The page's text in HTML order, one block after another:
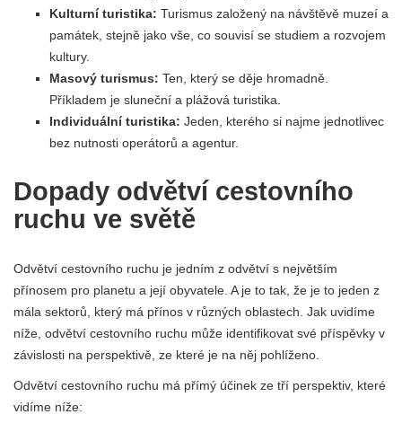
Kulturní turistika: Turismus založený na návštěvě muzeí a
památek, stejně jako vše, co souvisí se studiem a rozvojem
kultury.
Masový turismus: Ten, který se děje hromadně.
Příkladem je sluneční a plážová turistika.
Individuální turistika: Jeden, kterého si najme jednotlivec
bez nutnosti operátorů a agentur.
Dopady odvětví cestovního
ruchu ve světě
Odvětví cestovního ruchu je jedním z odvětví s největším
přínosem pro planetu a její obyvatele. A je to tak, že je to jeden z
mála sektorů, který má přínos v různých oblastech. Jak uvidíme
níže, odvětví cestovního ruchu může identifikovat své příspěvky v
závislosti na perspektivě, ze které je na něj pohlíženo.
Odvětví cestovního ruchu má přímý účinek ze tří perspektiv, které
vidíme níže: